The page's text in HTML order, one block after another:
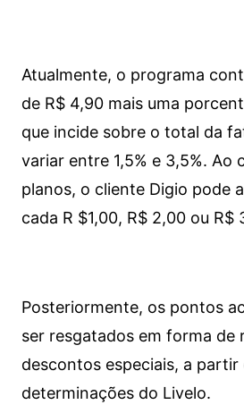
Atualmente, o programa
de R$ 4,90 mais uma
que incide sobre o total da
variar entre 1,5% e 3,5%. Ao
planos, o cliente Digio pode
cada R $1,00, R$ 2,00 ou R$
Posteriormente, os pontos
ser resgatados em forma de
descontos especiais, a partir
determinações do Livelo.